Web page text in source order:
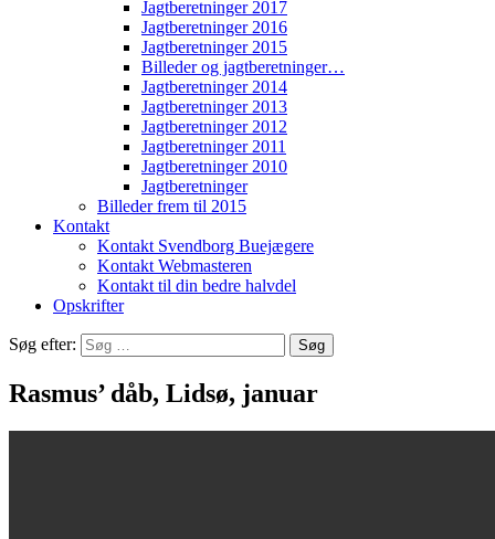
Jagtberetninger 2017
Jagtberetninger 2016
Jagtberetninger 2015
Billeder og jagtberetninger…
Jagtberetninger 2014
Jagtberetninger 2013
Jagtberetninger 2012
Jagtberetninger 2011
Jagtberetninger 2010
Jagtberetninger
Billeder frem til 2015
Kontakt
Kontakt Svendborg Buejægere
Kontakt Webmasteren
Kontakt til din bedre halvdel
Opskrifter
Søg efter:
Rasmus’ dåb, Lidsø, januar